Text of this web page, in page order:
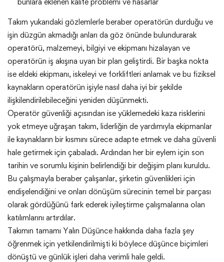
Takım yukarıdaki gözlemlerle beraber operatörün durduğu ve
işin düzgün akmadığı anları da göz önünde bulundurarak
operatörü, malzemeyi, bilgiyi ve ekipmanı hizalayan ve
operatörün iş akışına uyan bir plan geliştirdi. Bir başka nokta
ise eldeki ekipmanı, iskeleyi ve forkliftleri anlamak ve bu fiziksel
kaynakların operatörün işiyle nasıl daha iyi bir şekilde
ilişkilendirilebileceğini yeniden düşünmekti.
Operatör güvenliği açısından ise yüklemedeki kaza risklerini
yok etmeye uğraşan takım, liderliğin de yardımıyla ekipmanlar
ile kaynakların bir kısmını sürece adapte etmek ve daha güvenli
hale getirmek için çabaladı. Ardından her bir eylem için son
tarihin ve sorumlu kişinin belirlendiği bir değişim planı kuruldu.
Bu çalışmayla beraber çalışanlar, şirketin güvenlikleri için
endişelendiğini ve onları dönüşüm sürecinin temel bir parçası
olarak gördüğünü fark ederek iyileştirme çalışmalarına olan
katılımlarını artırdılar.
Takımın tamamı Yalın Düşünce hakkında daha fazla şey
öğrenmek için yetkilendirilmişti ki böylece düşünce biçimleri
dönüştü ve günlük işleri daha verimli hale geldi.